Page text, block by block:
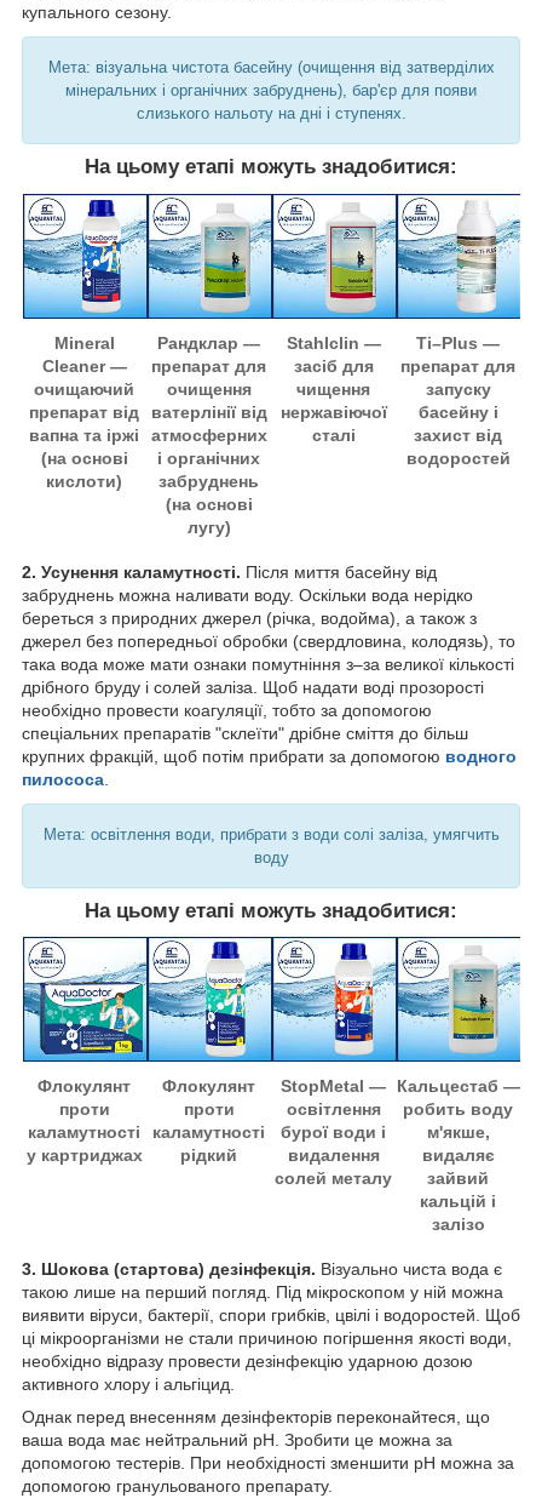
купального сезону.
Мета: візуальна чистота басейну (очищення від затверділих
мінеральних і органічних забруднень), бар'єр для появи
слизького нальоту на дні і ступенях.
На цьому етапі можуть знадобитися:
Mineral
Cleaner —
очищаючий
препарат від
вапна та іржі
(на основі
кислоти)
Рандклар —
препарат для
очищення
ватерлінії від
атмосферних
і органічних
забруднень
(на основі
лугу)
Stahlclin —
засіб для
чищення
нержавіючої
сталі
Ti–Plus —
препарат для
запуску
басейну і
захист від
водоростей
2. Усунення каламутності. Після миття басейну від
забруднень можна наливати воду. Оскільки вода нерідко
береться з природних джерел (річка, водойма), а також з
джерел без попередньої обробки (свердловина, колодязь), то
така вода може мати ознаки помутніння з–за великої кількості
дрібного бруду і солей заліза. Щоб надати воді прозорості
необхідно провести коагуляції, тобто за допомогою
спеціальних препаратів "склеїти" дрібне сміття до більш
крупних фракцій, щоб потім прибрати за допомогою водного
пилососа
Мета: освітлення води, прибрати з води солі заліза, умягчить
воду
На цьому етапі можуть знадобитися:
Флокулянт
проти
каламутності
у картриджах
Флокулянт
проти
каламутності
рідкий
StopMetal —
освітлення
бурої води і
видалення
солей металу
Кальцестаб —
робить воду
м'якше,
видаляє
зайвий
кальцій і
залізо
3. Шокова (стартова) дезінфекція. Візуально чиста вода є
такою лише на перший погляд. Під мікроскопом у ній можна
виявити віруси, бактерії, спори грибків, цвілі і водоростей. Щоб
ці мікроорганізми не стали причиною погіршення якості води,
необхідно відразу провести дезінфекцію ударною дозою
активного хлору і альгіцид.
Однак перед внесенням дезінфекторів переконайтеся, що
ваша вода має нейтральний pH. Зробити це можна за
допомогою тестерів. При необхідності зменшити pH можна за
допомогою гранульованого препарату.